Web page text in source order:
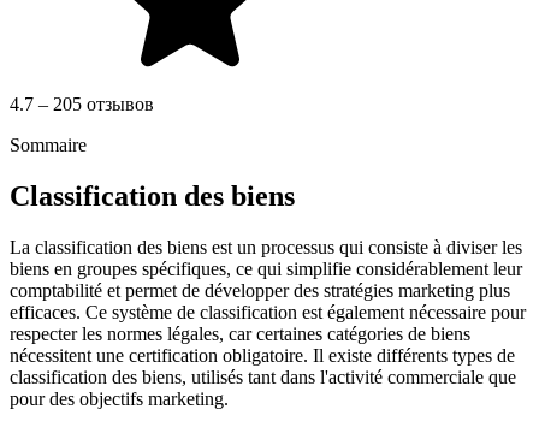
4.7 – 205 отзывов
Sommaire
Classification des biens
La classification des biens est un processus qui consiste à diviser les
biens en groupes spécifiques, ce qui simplifie considérablement leur
comptabilité et permet de développer des stratégies marketing plus
efficaces. Ce système de classification est également nécessaire pour
respecter les normes légales, car certaines catégories de biens
nécessitent une certification obligatoire. Il existe différents types de
classification des biens, utilisés tant dans l'activité commerciale que
pour des objectifs marketing.